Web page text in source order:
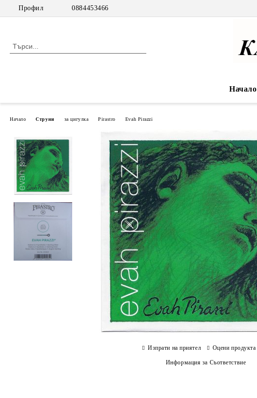
Профил 0884453466
Начало
Начало Струни за цигулка Pirastro Evah Pirazzi
Изпрати на приятел Оцени продукта
Информация за Съответствие